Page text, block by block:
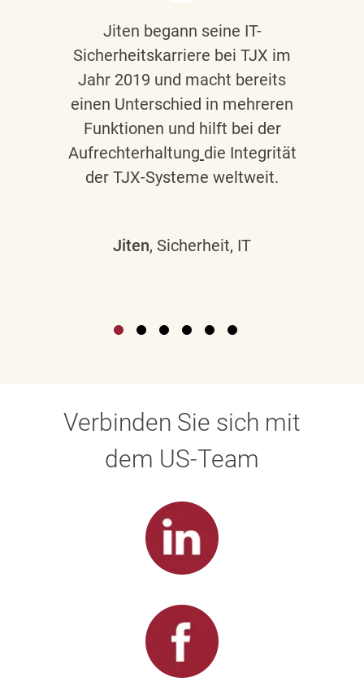
Jiten begann seine IT-
Sicherheitskarriere bei TJX im
Jahr 2019 und macht bereits
einen Unterschied in mehreren
Funktionen und hilft bei der
Aufrechterhaltung die Integrität
der TJX-Systeme weltweit.
Jiten, Sicherheit, IT
Verbinden Sie sich mit
dem US-Team